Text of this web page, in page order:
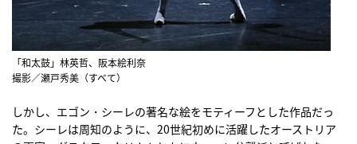
「和太鼓」林英哲、阪本絵利奈
撮影／瀬戸秀美（すべて）
しかし、エゴン・シーレの著名な絵をモティーフとした作品だっ
た。シーレは周知のように、20世紀初めに活躍したオーストリア